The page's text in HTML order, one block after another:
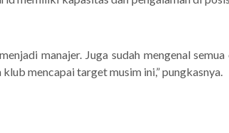
manajer. Juga sudah mengenal
mencapai target musim ini,” pungkasnya.